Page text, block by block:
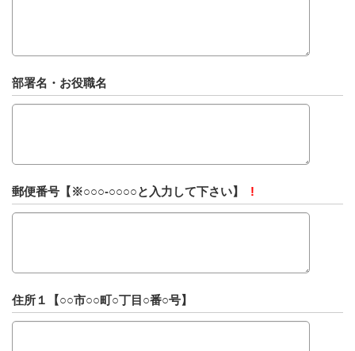
部署名・お役職名
郵便番号【※○○○-○○○○と入力して下さい】 !
住所１【○○市○○町○丁目○番○号】